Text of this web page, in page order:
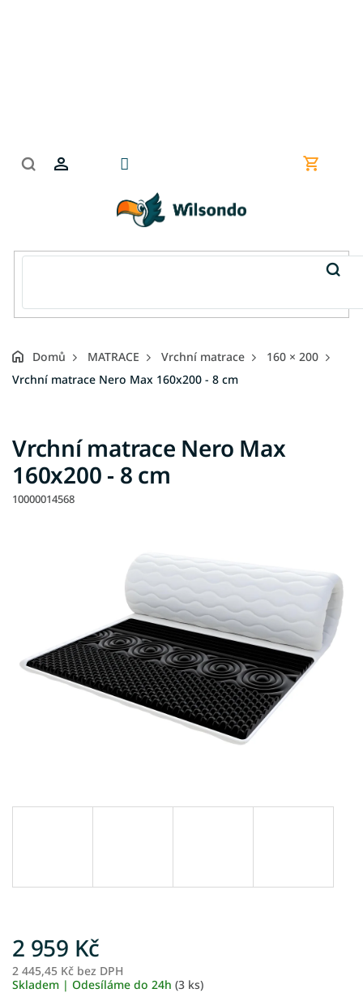
Nákupní
Domů MATRACE Vrchní matrace
160 × 200
Vrchní matrace Nero Max 160x200 - 8 cm
Vrchní matrace Nero Max
160x200 - 8 cm
10000014568
2 959 Kč
2 445,45 Kč bez DPH
Skladem | Odesíláme do 24h (3 ks)